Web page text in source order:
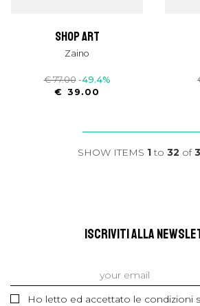
shop art
Zaino
€ 77.00 -49.4%
€ 39.00
SHOW ITEMS 1to 32 of
ISCRIVITI ALLA
Ho letto ed accettato le condizioni